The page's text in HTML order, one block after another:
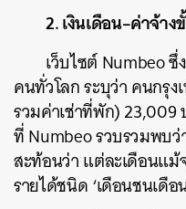
2.เงินเดือน–ค่าจ้าง
เว็บไซต์Numbeoซึ่
คนทั่วโลก ระบุว่า คนกรุ
รวมค่าเช่าที่พัก)23,009
ที่Numbeoรวบรวมพบว่
สะท้อนว่า แต่ละเดือนแม้
รายได้ชนิด‘เดือนชนเดือ